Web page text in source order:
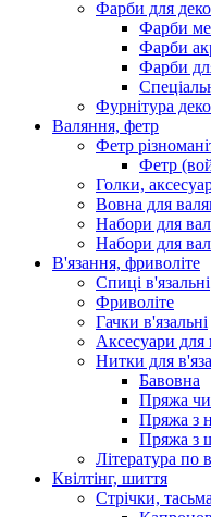
Фарби для
Фарби
Фарби
Фарби
Фурнітура
Валяння, фетр
Фетр
Фетр
Голки,
Вовна для
Набори для
Набори для
В'язання, фриволіте
Спиці в'язальні
Фриволіте
Гачки в'язальні
Аксесуари для
Нитки для
Бавовна
Пряжа
Пряжа з
Пряжа з
Література по
Квілтінг, шиття
Стрічки,